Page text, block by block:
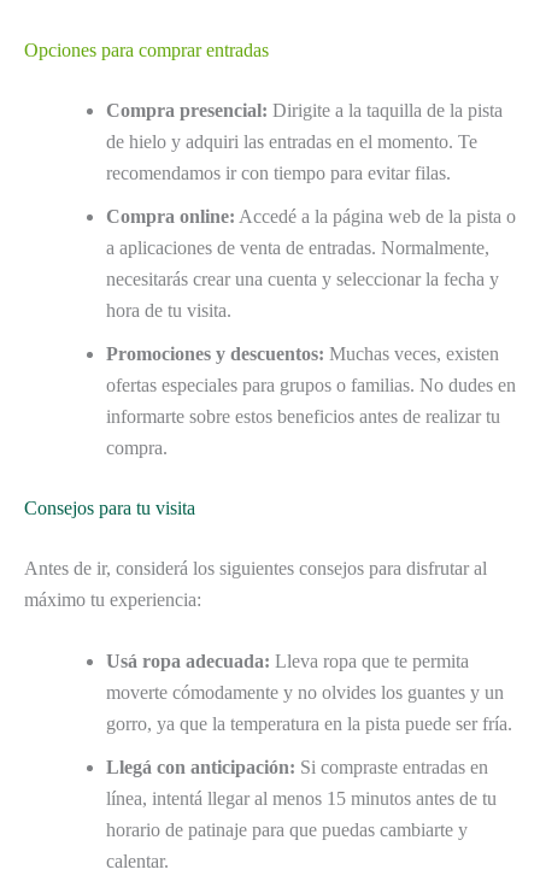
Opciones para comprar entradas
Compra presencial: Dirigite a la taquilla de la pista
de hielo y adquiri las entradas en el momento. Te
recomendamos ir con tiempo para evitar filas.
Compra online: Accedé a la página web de la pista o
a aplicaciones de venta de entradas. Normalmente,
necesitarás crear una cuenta y seleccionar la fecha y
hora de tu visita.
Promociones y descuentos: Muchas veces, existen
ofertas especiales para grupos o familias. No dudes en
informarte sobre estos beneficios antes de realizar tu
compra.
Consejos para tu visita
Antes de ir, considerá los siguientes consejos para disfrutar al
máximo tu experiencia:
Usá ropa adecuada: Lleva ropa que te permita
moverte cómodamente y no olvides los guantes y un
gorro, ya que la temperatura en la pista puede ser fría.
Llegá con anticipación: Si compraste entradas en
línea, intentá llegar al menos 15 minutos antes de tu
horario de patinaje para que puedas cambiarte y
calentar.